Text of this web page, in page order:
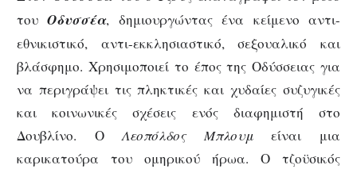
τουΟδυσσέα, δημιουργώντας ένα κείμενο αντι-
εθνικιστικό, αντι-εκκλησιαστικό, σεξουαλικό και
βλάσφημο. Χρησιμοποιεί το έπος της Οδύσσειας για
να περιγράψει τις πληκτικές και χυδαίες συζυγικές
και κοινωνικές σχέσεις ενός διαφημιστή στο
Δουβλίνο. ΟΛεοπόλδος Μπλουμείναι μια
καρικατούρα του ομηρικού ήρωα. Ο τζοϋσικός